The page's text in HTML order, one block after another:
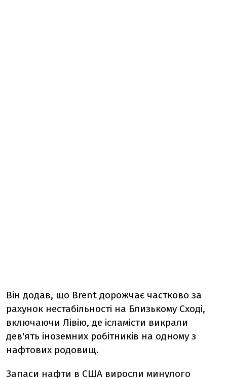
Він додав, що Brent дорожчає частково за
рахунок нестабільності на Близькому Сході,
включаючи Лівію, де ісламісти викрали
дев'ять іноземних робітників на одному з
нафтових родовищ.
Запаси нафти в США виросли минулого